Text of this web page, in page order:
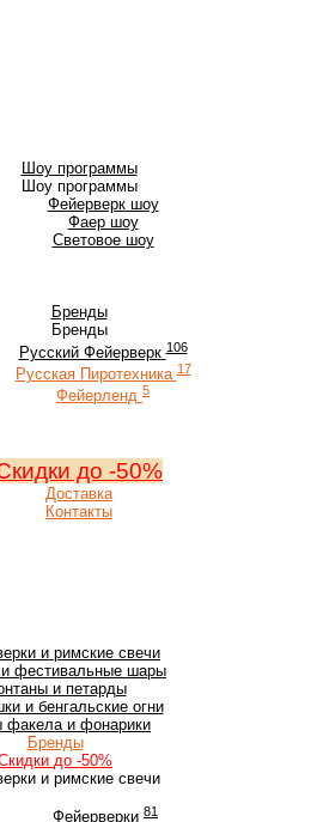
Шоу программы
Шоу программы
Фейерверк шоу
Фаер шоу
Световое шоу
Бренды
Бренды
Русский Фейерверк 106
Русская Пиротехника 17
Фейерленд 5
до -50%
Доставка
Контакты
и римские свечи
и фестивальные шары
и петарды
и бенгальские огни
факела и фонарики
Бренды
до -50%
и римские свечи
Фейерверки 81